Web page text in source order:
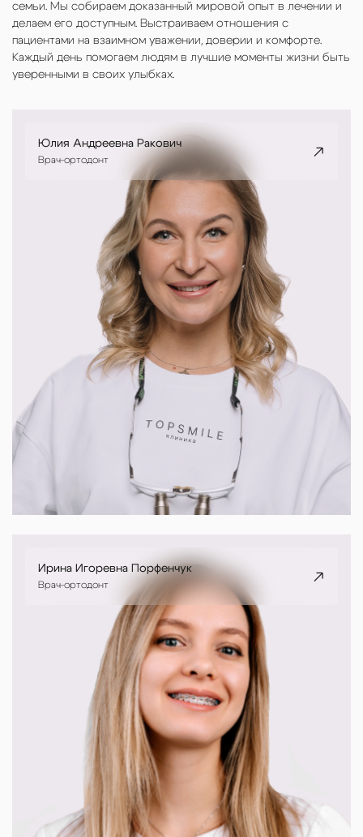
семьи. Мы собираем доказанный мировой опыт в лечении и
делаем его доступным. Выстраиваем отношения с
пациентами на взаимном уважении, доверии и комфорте.
Каждый день помогаем людям в лучшие моменты жизни быть
уверенными в своих улыбках.
Юлия Андреевна Ракович
Врач-ортодонт
Ирина Игоревна Порфенчук
Врач-ортодонт